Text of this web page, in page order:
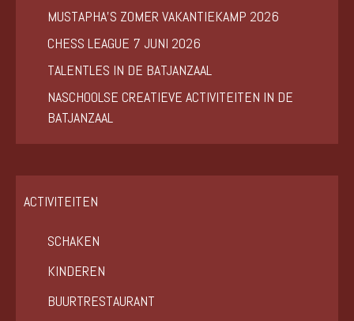
MUSTAPHA’S ZOMER VAKANTIEKAMP 2026
CHESS LEAGUE 7 JUNI 2026
TALENTLES IN DE BATJANZAAL
NASCHOOLSE CREATIEVE ACTIVITEITEN IN DE
BATJANZAAL
ACTIVITEITEN
SCHAKEN
KINDEREN
BUURTRESTAURANT